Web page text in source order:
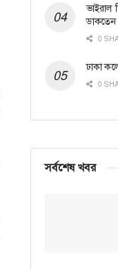
ভাইরাল
ডাকতেন
0
ঢাকা
0
সর্বশেষ খবর